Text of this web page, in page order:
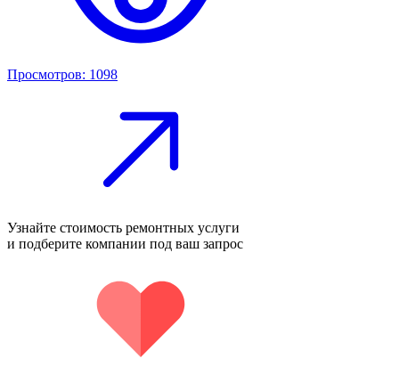
Просмотров: 1098
Узнайте стоимость ремонтных услуги
и подберите компании под ваш запрос